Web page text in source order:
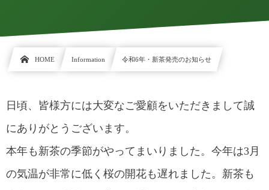
HOME Information 令和6年・新茶発売のお知らせ
日頃、皆様方には大変なご愛顧をいただきまして誠
にありがとうございます。
本年も新茶の季節がやってまいりました。今年は3月
の気温が非常に低く桜の開花も遅れました。新茶も